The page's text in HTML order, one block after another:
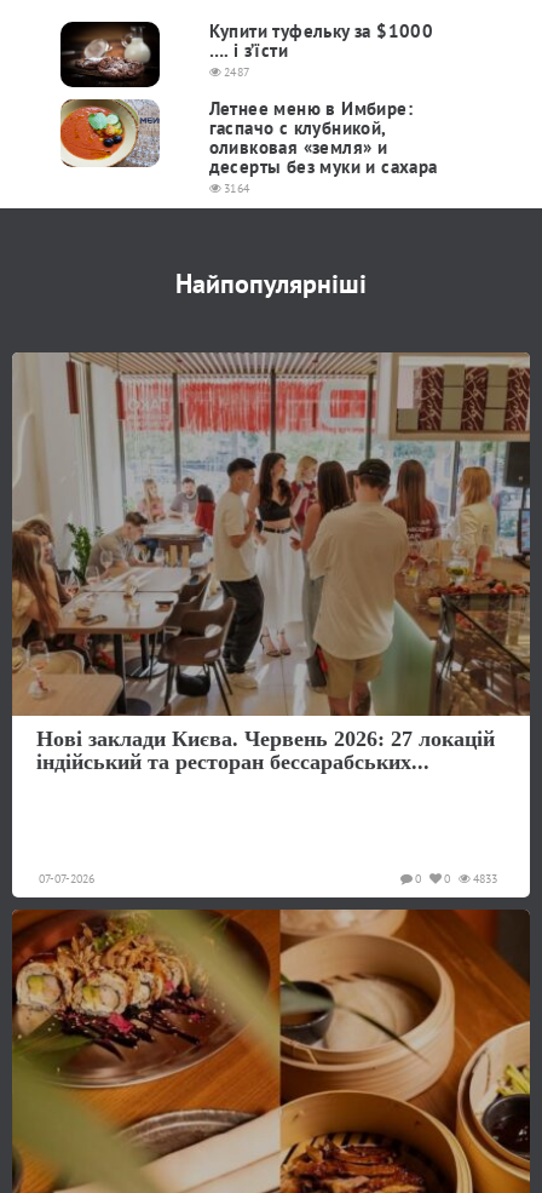
Купити туфельку за $1000
…. і з’їсти
2487
Летнее меню в Имбире:
гаспачо с клубникой,
оливковая «земля» и
десерты без муки и сахара
3164
Найпопулярніші
Нові заклади Києва. Червень 2026: 27 локацій
індійський та ресторан бессарабських...
07-07-2026 4833
0
0